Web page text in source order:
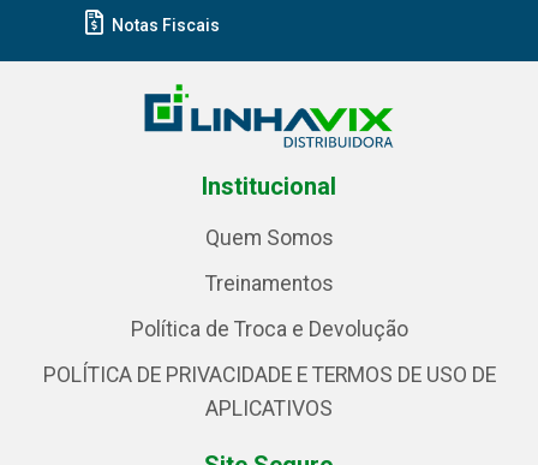
Notas Fiscais
Institucional
Quem Somos
Treinamentos
Política de Troca e Devolução
POLÍTICA DE PRIVACIDADE E TERMOS DE USO DE
APLICATIVOS